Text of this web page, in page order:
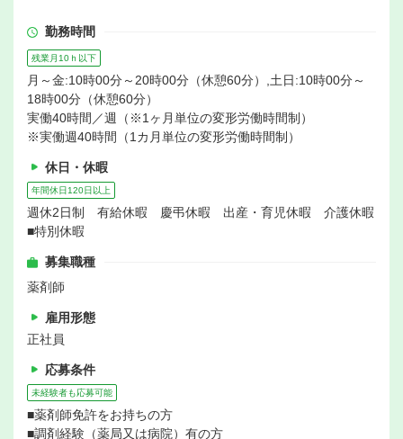
勤務時間
残業月10ｈ以下
月～金:10時00分～20時00分（休憩60分）,土日:10時00分～
18時00分（休憩60分）
実働40時間／週（※1ヶ月単位の変形労働時間制）
※実働週40時間（1カ月単位の変形労働時間制）
休日・休暇
年間休日120日以上
週休2日制 有給休暇 慶弔休暇 出産・育児休暇 介護休暇
■特別休暇
募集職種
薬剤師
雇用形態
正社員
応募条件
未経験者も応募可能
■薬剤師免許をお持ちの方
■調剤経験（薬局又は病院）有の方